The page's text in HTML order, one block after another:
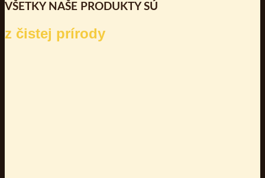
VŠETKY NAŠE PRODUKTY SÚ
z čistej prírody